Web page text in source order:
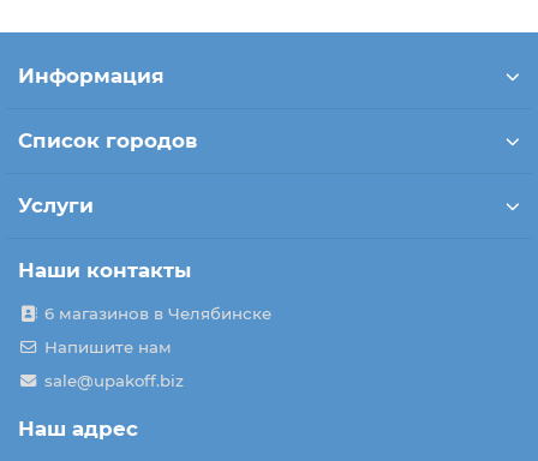
Информация
Список городов
Услуги
Наши контакты
6 магазинов в Челябинске
Напишите нам
sale@upakoff.biz
Наш адрес